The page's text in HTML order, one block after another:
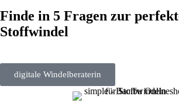
Finde in 5 Fragen zur
Stoffwindel
digitale Windelberaterin